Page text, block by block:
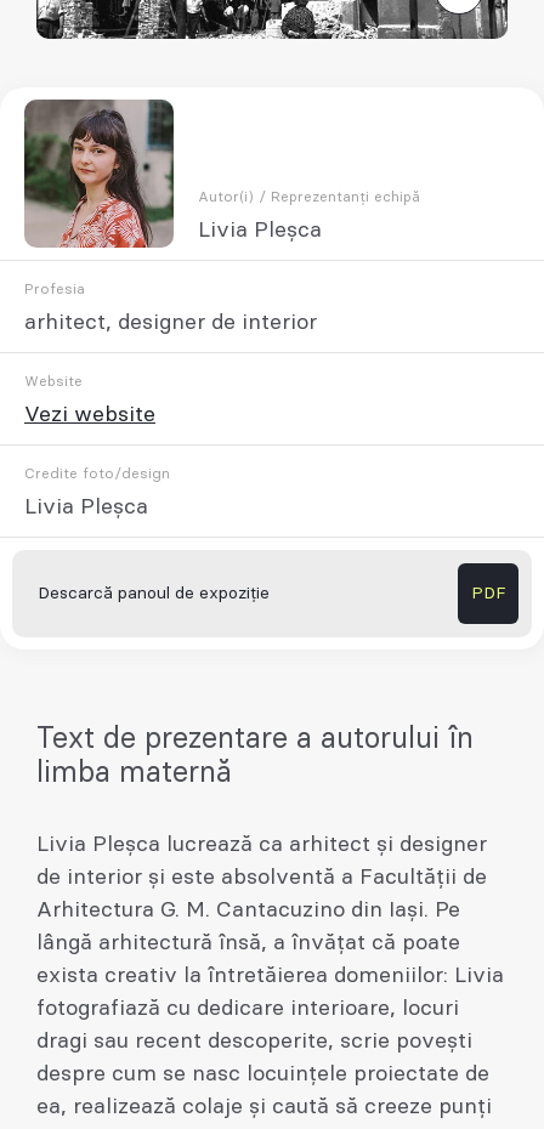
Autor(i) / Reprezentanți echipă
Livia Pleșca
Profesia
arhitect, designer de interior
Website
Vezi website
Credite foto/design
Livia Pleșca
Descarcă panoul de expoziție PDF
Text de prezentare a autorului în
limba maternă
Livia Pleşca lucrează ca arhitect şi designer
de interior şi este absolventă a Facultății de
Arhitectura G. M. Cantacuzino din Iaşi. Pe
lângă arhitectură însă, a învățat că poate
exista creativ la întretăierea domeniilor: Livia
fotografiază cu dedicare interioare, locuri
dragi sau recent descoperite, scrie povești
despre cum se nasc locuințele proiectate de
ea, realizează colaje și caută să creeze punți